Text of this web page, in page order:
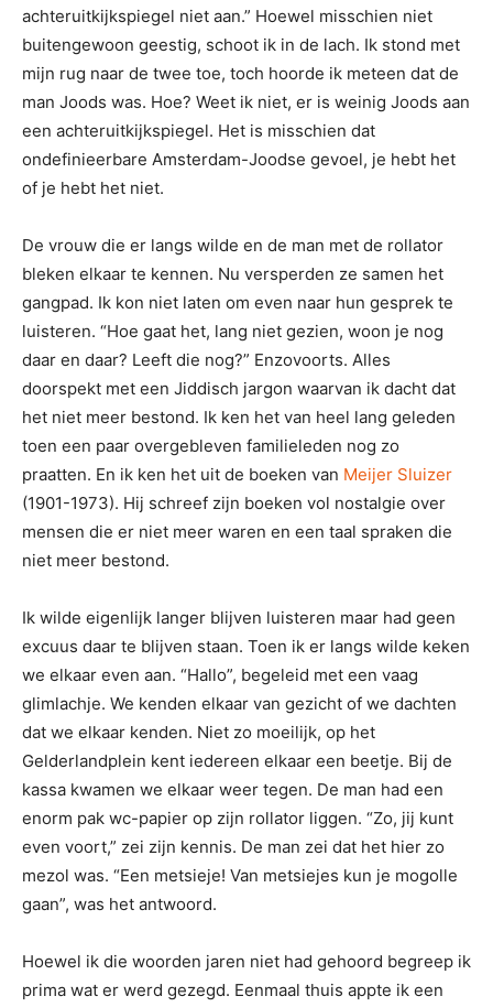
achteruitkijkspiegel niet aan.” Hoewel misschien niet
buitengewoon geestig, schoot ik in de lach. Ik stond met
mijn rug naar de twee toe, toch hoorde ik meteen dat de
man Joods was. Hoe? Weet ik niet, er is weinig Joods aan
een achteruitkijkspiegel. Het is misschien dat
ondefinieerbare Amsterdam-Joodse gevoel, je hebt het
of je hebt het niet.
De vrouw die er langs wilde en de man met de rollator
bleken elkaar te kennen. Nu versperden ze samen het
gangpad. Ik kon niet laten om even naar hun gesprek te
luisteren. “Hoe gaat het, lang niet gezien, woon je nog
daar en daar? Leeft die nog?” Enzovoorts. Alles
doorspekt met een Jiddisch jargon waarvan ik dacht dat
het niet meer bestond. Ik ken het van heel lang geleden
toen een paar overgebleven familieleden nog zo
praatten. En ik ken het uit de boeken van Meijer Sluizer
(1901-1973). Hij schreef zijn boeken vol nostalgie over
mensen die er niet meer waren en een taal spraken die
niet meer bestond.
Ik wilde eigenlijk langer blijven luisteren maar had geen
excuus daar te blijven staan. Toen ik er langs wilde keken
we elkaar even aan. “Hallo”, begeleid met een vaag
glimlachje. We kenden elkaar van gezicht of we dachten
dat we elkaar kenden. Niet zo moeilijk, op het
Gelderlandplein kent iedereen elkaar een beetje. Bij de
kassa kwamen we elkaar weer tegen. De man had een
enorm pak wc-papier op zijn rollator liggen. “Zo, jij kunt
even voort,” zei zijn kennis. De man zei dat het hier zo
mezol was. “Een metsieje! Van metsiejes kun je mogolle
gaan”, was het antwoord.
Hoewel ik die woorden jaren niet had gehoord begreep ik
prima wat er werd gezegd. Eenmaal thuis appte ik een